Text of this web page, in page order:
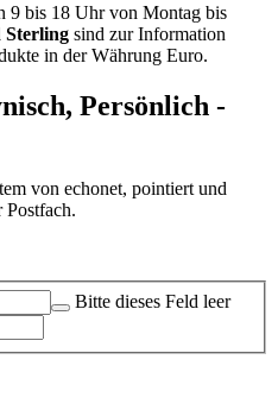
9 bis 18 Uhr von Montag bis
Sterling sind zur Information
in der Währung Euro.
Persönlich -
von echonet, pointiert und
Bitte dieses Feld leer